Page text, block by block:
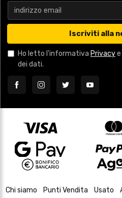
Iscriviti alla
Ho letto l'informativa Privacy
dei dati.
Chi siamo Punti Vendita Usato